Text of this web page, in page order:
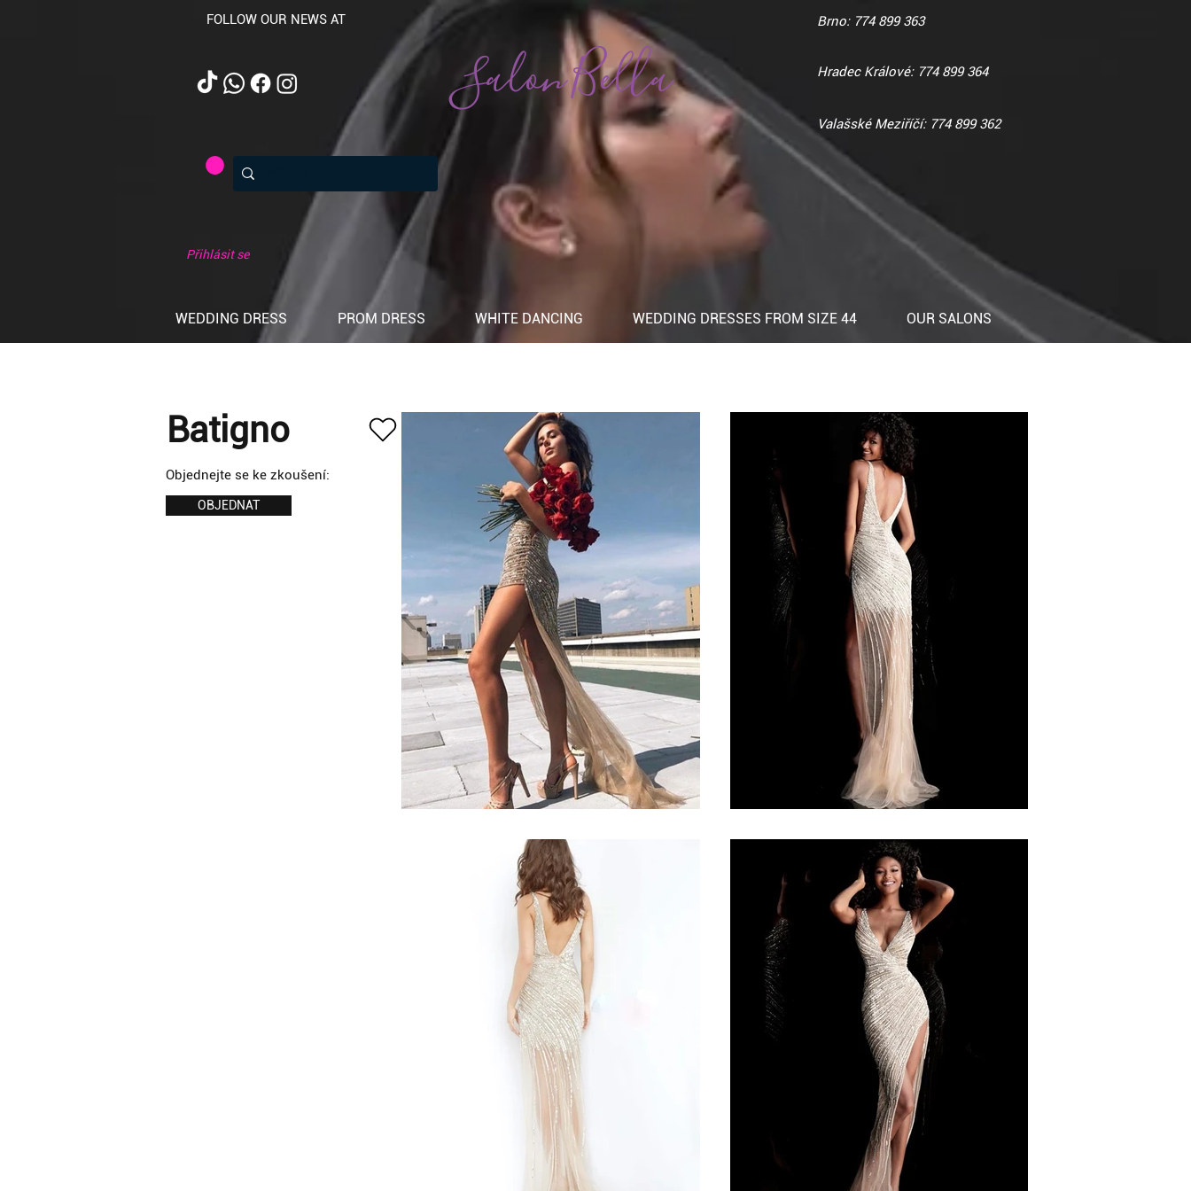
FOLLOW OUR NEWS AT
Salon Bella
Brno: 774 899 363
Hradec Králové: 774 899 364
Valašské Meziříčí: 774 899 362
Přihlásit se
WEDDING DRESS PROM DRESS WHITE DANCING WEDDING DRESSES FROM SIZE 44 OUR SALONS
Batigno
Objednejte se ke zkoušení:
OBJEDNAT